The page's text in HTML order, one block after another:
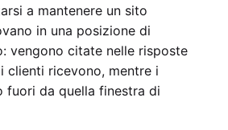
a mantenere un sito
in una posizione di
vengono citate nelle risposte
clienti ricevono, mentre i
fuori da quella finestra di